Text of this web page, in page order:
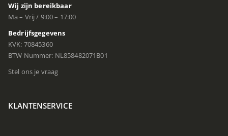
Wij zijn bereikbaar
Ma – Vrij / 9:00 – 17:00
Bedrijfsgegevens
KVK: 70845360
BTW Nummer: NL858482071B01
Stel ons je vraag
KLANTENSERVICE